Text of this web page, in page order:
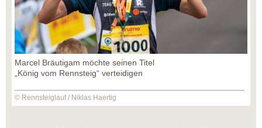
Marcel Bräutigam möchte seinen Titel
„König vom Rennsteig“ verteidigen
© Rennsteiglauf / Niklas Haertig